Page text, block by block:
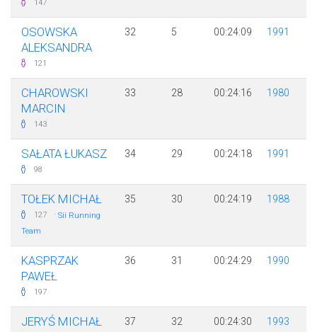
147
OSOWSKA
ALEKSANDRA
121
32 5 00:24:09 1991
CHAROWSKI
MARCIN
143
33 28 00:24:16 1980
SAŁATA ŁUKASZ
98
34 29 00:24:18 1991
TOŁEK MICHAŁ
127 · Sii Running
Team
35 30 00:24:19 1988
KASPRZAK
PAWEŁ
197
36 31 00:24:29 1990
JERYŚ MICHAŁ 37 32 00:24:30 1993